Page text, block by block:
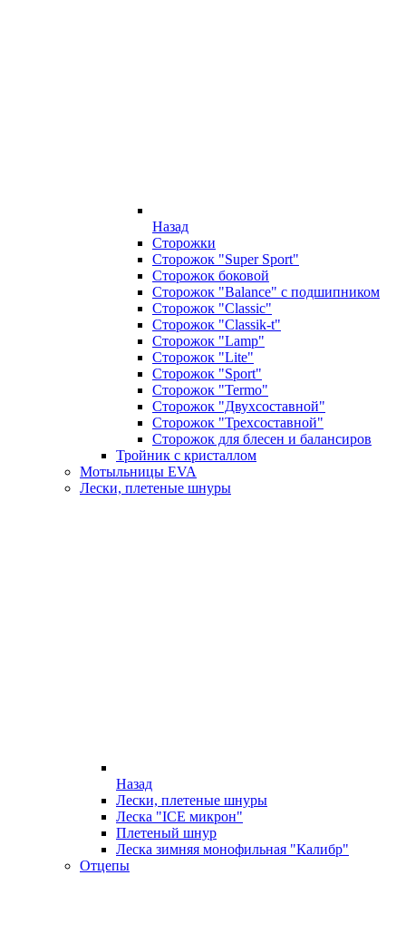
Назад
Сторожки
Сторожок "Super Sport"
Сторожок боковой
Сторожок "Balance" с подшипником
Сторожок "Classic"
Сторожок "Classik-t"
Сторожок "Lamp"
Сторожок "Lite"
Сторожок "Sport"
Сторожок "Termo"
Сторожок "Двухсоставной"
Сторожок "Трехсоставной"
Сторожок для блесен и балансиров
Тройник с кристаллом
Мотыльницы EVA
Лески, плетеные шнуры
Назад
Лески, плетеные шнуры
Леска "ICE микрон"
Плетеный шнур
Леска зимняя монофильная "Калибр"
Отцепы